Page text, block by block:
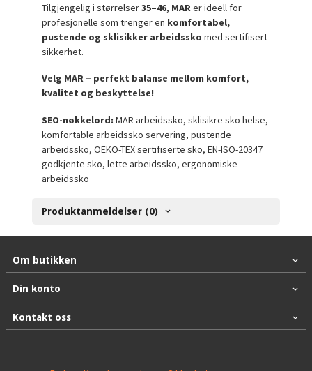
Tilgjengelig i størrelser35–46, MARer ideell for
profesjonelle som trenger en komfortabel,
pustende og sklisikker arbeidssko med sertifisert
sikkerhet.
Velg MAR – perfekt balanse mellom komfort,
kvalitet og beskyttelse!
SEO-nøkkelord: MAR arbeidssko, sklisikre sko helse,
komfortable arbeidssko servering, pustende
arbeidssko, OEKO-TEX sertifiserte sko, EN-ISO-20347
godkjente sko, lette arbeidssko, ergonomiske
arbeidssko
Produktanmeldelser (0)
Om butikken
Din konto
Kontakt oss